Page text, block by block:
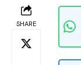
SHARE